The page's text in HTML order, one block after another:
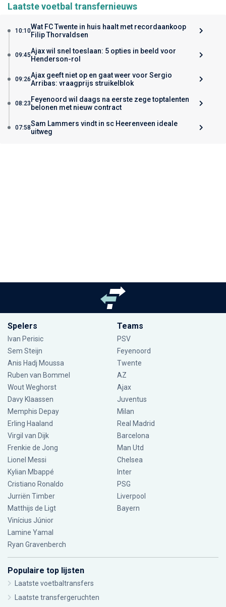
Laatste voetbal transfernieuws
10:10Wat FC Twente in huis haalt met recordaankoop
Filip Thorvaldsen
09:45Ajax wil snel toeslaan: 5 opties in beeld voor
Henderson-rol
09:26Ajax geeft niet op en gaat weer voor Sergio
Arribas: vraagprijs struikelblok
08:23 Feyenoord wil daags na eerste zege toptalenten
belonen met nieuw contract
07:58Sam Lammers vindt in sc Heerenveen ideale
uitweg
Spelers
Ivan Perisic
Sem Steijn
Anis Hadj Moussa
Ruben van Bommel
Wout Weghorst
Davy Klaassen
Memphis Depay
Erling Haaland
Virgil van Dijk
Frenkie de Jong
Lionel Messi
Kylian Mbappé
Cristiano Ronaldo
Jurriën Timber
Matthijs de Ligt
Vinícius Júnior
Lamine Yamal
Ryan Gravenberch
Teams
PSV
Feyenoord
Twente
AZ
Ajax
Juventus
Milan
Real Madrid
Barcelona
Man Utd
Chelsea
Inter
PSG
Liverpool
Bayern
Populaire top lijsten
Laatste voetbaltransfers
Laatste transfergeruchten